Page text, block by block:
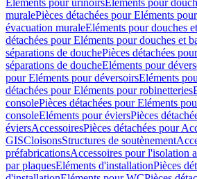
Eléments pour urinoirsEléments pour
muralePièces détachées pour Eléments
évacuation muraleEléments pour douches
détachées pour Eléments pour douches et
séparations de douchePièces détachées
séparations de doucheEléments pour
pour Eléments pour déversoirsEléments
détachées pour Eléments pour robinetteries
consolePièces détachées pour Eléments
consoleEléments pour éviersPièces
éviersAccessoiresPièces détachées pour
GISCloisonsStructures de soutènement
préfabricationsAccessoires pour l'isolation
par plaquesEléments d'installationPièces